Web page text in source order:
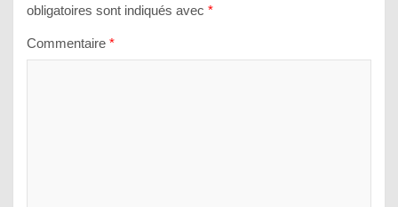
obligatoires sont indiqués avec *
Commentaire *